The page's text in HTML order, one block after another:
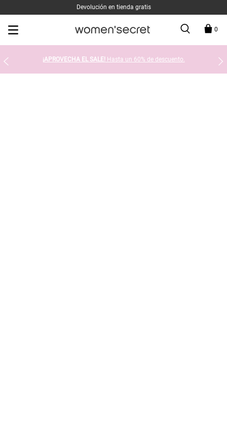
Devolución en tienda gratis
0
¡APROVECHA EL SALE! Hasta un 60% de descuento.